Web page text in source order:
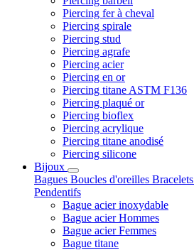
Piercing fer à cheval
Piercing spirale
Piercing stud
Piercing agrafe
Piercing acier
Piercing en or
Piercing titane ASTM F136
Piercing plaqué or
Piercing bioflex
Piercing acrylique
Piercing titane anodisé
Piercing silicone
Bijoux
Bagues Boucles d'oreilles Bracelets
Pendentifs
Bague acier inoxydable
Bague acier Hommes
Bague acier Femmes
Bague titane